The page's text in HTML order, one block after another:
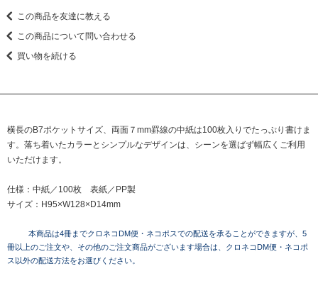
この商品を友達に教える
この商品について問い合わせる
買い物を続ける
横長のB7ポケットサイズ、両面７mm罫線の中紙は100枚入りでたっぷり書けま
す。落ち着いたカラーとシンプルなデザインは、シーンを選ばず幅広くご利用
いただけます。
仕様：中紙／100枚 表紙／PP製
サイズ：H95×W128×D14mm
本商品は4冊までクロネコDM便・ネコポスでの配送を承ることができますが、5
冊以上のご注文や、その他のご注文商品がございます場合は、クロネコDM便・ネコポ
ス以外の配送方法をお選びください。